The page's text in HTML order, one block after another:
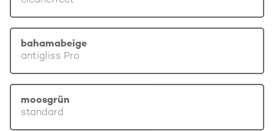
bahamabeige
antigliss Pro
moosgrün
standard